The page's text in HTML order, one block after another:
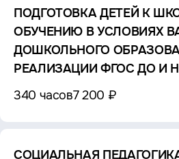
ПОДГОТОВКА ДЕТЕЙ К
ОБУЧЕНИЮ В УСЛОВИЯХ
ДОШКОЛЬНОГО
РЕАЛИЗАЦИИ ФГОС ДО И
340 часов7 200 ₽
СОЦИАЛЬНАЯ